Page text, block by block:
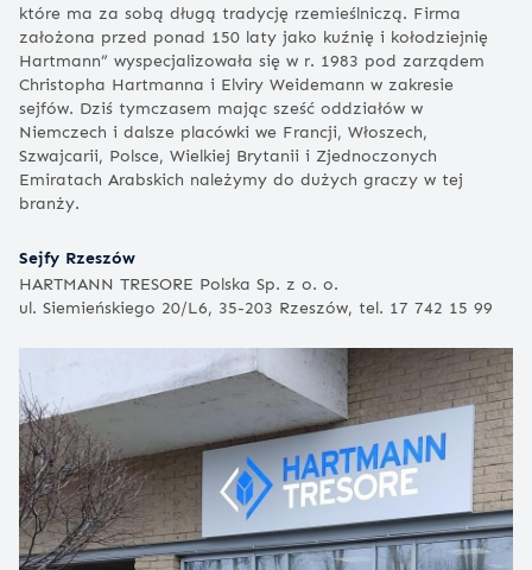
które ma za sobą długą tradycję rzemieślniczą. Firma
założona przed ponad 150 laty jako kuźnię i kołodziejnię
Hartmann” wyspecjalizowała się w r. 1983 pod zarządem
Christopha Hartmanna i Elviry Weidemann w zakresie
sejfów. Dziś tymczasem mając sześć oddziałów w
Niemczech i dalsze placówki we Francji, Włoszech,
Szwajcarii, Polsce, Wielkiej Brytanii i Zjednoczonych
Emiratach Arabskich należymy do dużych graczy w tej
branży.
Sejfy Rzeszów
HARTMANN TRESORE Polska Sp. z o. o.
ul. Siemieńskiego 20/L6, 35-203 Rzeszów, tel. 17 742 15 99